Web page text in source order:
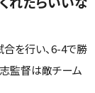
を行い、6-4で勝
監督は敵チーム